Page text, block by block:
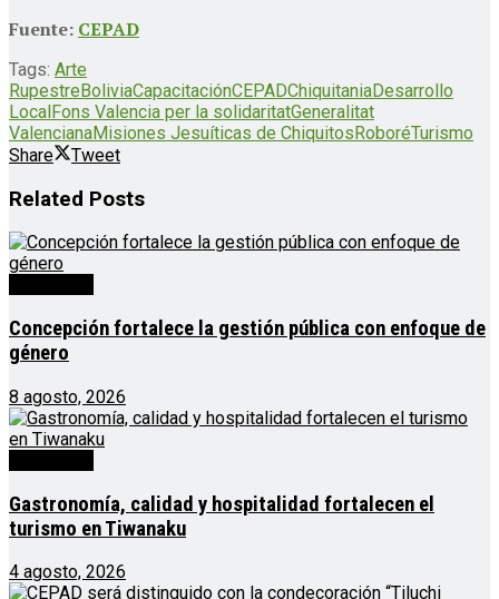
Fuente: CEPAD
Tags: Arte
RupestreBoliviaCapacitaciónCEPADChiquitaniaDesarrollo
LocalFons Valencia per la solidaritatGeneralitat
ValencianaMisiones Jesuíticas de ChiquitosRoboréTurismo
Share
Tweet
Related Posts
Concepción fortalece la gestión pública con enfoque de
género
8 agosto, 2026
Gastronomía, calidad y hospitalidad fortalecen el
turismo en Tiwanaku
4 agosto, 2026